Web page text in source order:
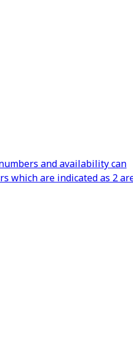
and availability can
which are indicated as 2